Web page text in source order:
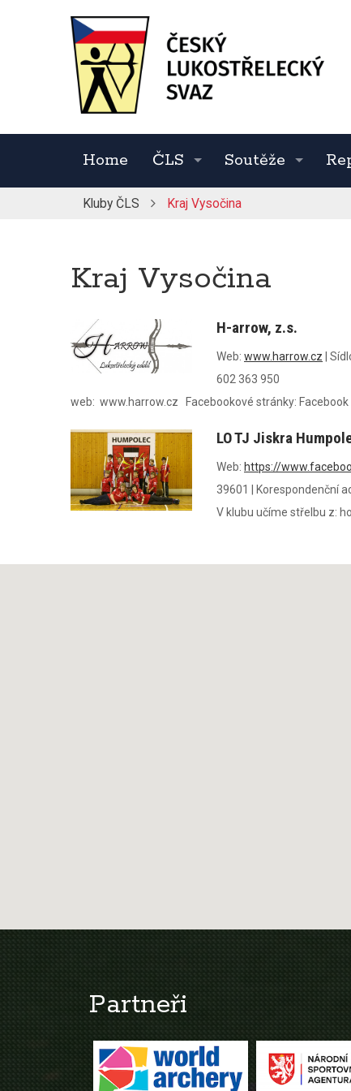
Home ČLS Soutěže
Kluby ČLS Kraj Vysočina
Kraj Vysočina
H-arrow, z.s.
Web: www.harrow.cz
602 363 950
web: www.harrow.cz Facebookové stránky:
LO TJ Jiskra
Web: https://
39601
Korespondenční
V klubu učíme střelbu z:
Partneři